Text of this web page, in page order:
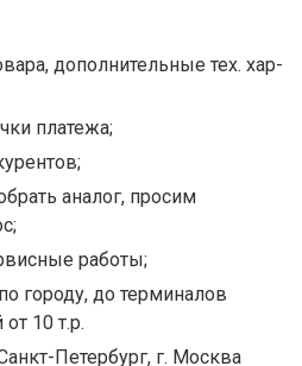
дополнительные тех. хар-
платежа;
аналог, просим
работы;
городу, до терминалов
10 т.р.
Петербург, г. Москва